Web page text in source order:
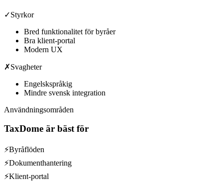
✓Styrkor
Bred funktionalitet för byråer
Bra klient-portal
Modern UX
✗Svagheter
Engelskspråkig
Mindre svensk integration
Användningsområden
TaxDome är bäst för
⚡Byråflöden
⚡Dokumenthantering
⚡Klient-portal